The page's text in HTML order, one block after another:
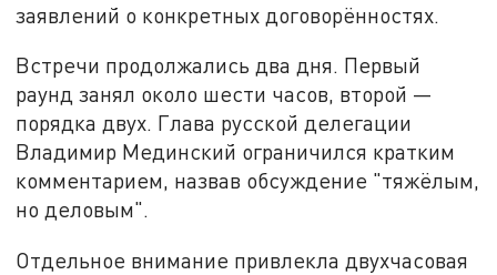
заявлений о конкретных договорённостях.
Встречи продолжались два дня. Первый
раунд занял около шести часов, второй —
порядка двух. Глава русской делегации
Владимир Мединский ограничился кратким
комментарием, назвав обсуждение "тяжёлым,
но деловым".
Отдельное внимание привлекла двухчасовая